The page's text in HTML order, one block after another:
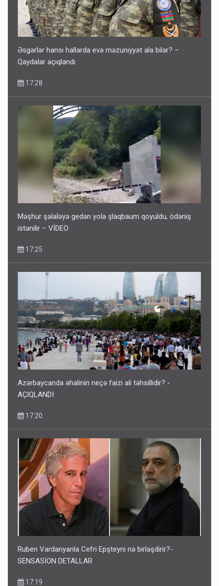
Əsgərlər hansı hallarda evə məzuniyyət ala bilər? –
Qaydalar açıqlandı
17:28
Məşhur şəlaləyə gedən yola şlaqbaum qoyuldu, ödəniş
istənilir – VİDEO
17:25
Azərbaycanda əhalinin neçə faizi ali təhsillidir? -
AÇIQLANDI
17:20
Ruben Vardanyanla Cefri Epşteyni nə birləşdirir?-
SENSASİON DETALLAR
17:19